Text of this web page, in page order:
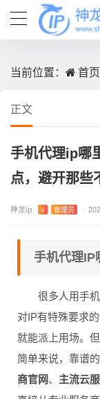
当前位置： 首页
正文
手机代理ip哪
点，避开那些
神龙ip V 管理员 /
手机代理IP
很多人用手
对IP有特殊要求
就能派上用场。
简单来说，靠谱
商官网、 主流云